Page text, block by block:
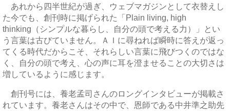
あれから四半世紀が過ぎ、ウェブマガジンとして衣替えし
た今でも、創刊時に掲げられた「Plain living, high
thinking（シンプルな暮らし、自分の頭で考える力）」とい
う言葉は古びていません。ＡＩに尋ねれば瞬時に答えが返っ
てくる時代だからこそ、それらしい言葉に飛びつくのではな
く、自分の頭で考え、心の声に耳を澄ませることの大切さは
増しているように感じます。
創刊号には、養老孟司さんのロングインタビューが掲載さ
れています。養老さんはその中で、恩師である中井準之助先